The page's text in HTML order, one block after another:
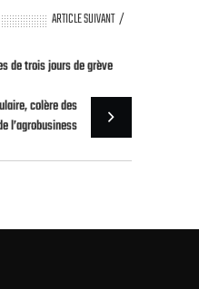
ARTICLE SUIVANT
de trois jours de grève
colère des
l’agrobusiness